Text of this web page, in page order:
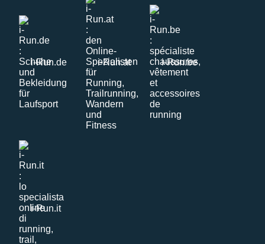
i-Run.de i-Run.at i-Run.be
i-Run.it